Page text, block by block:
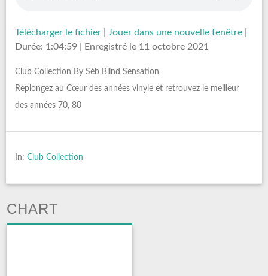
Télécharger le fichier Jouer dans une nouvelle fenêtre
Durée: 1:04:59
Enregistré le 11 octobre 2021
Club Collection By Séb Blind Sensation
Replongez au Cœur des années vinyle et retrouvez le meilleur
des années 70, 80
In: Club Collection
CHART